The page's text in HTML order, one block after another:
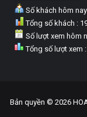
Số khách hôm
Tổng số khách :
Số lượt xem hôm
Tổng số lượt xem
Bản quyền © 2026